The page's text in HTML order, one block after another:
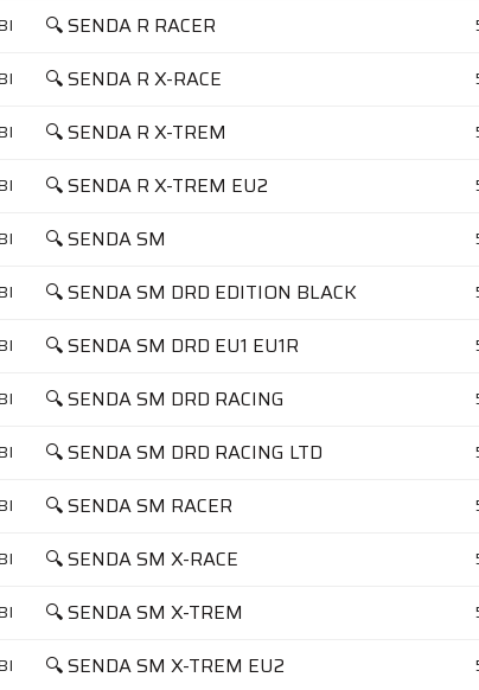
🔍 SENDA R RACER
🔍 SENDA R X-RACE
🔍 SENDA R X-TREM
🔍 SENDA R X-TREM EU2
🔍 SENDA SM
🔍 SENDA SM DRD EDITION BLACK
🔍 SENDA SM DRD EU1 EU1R
🔍 SENDA SM DRD RACING
🔍 SENDA SM DRD RACING LTD
🔍 SENDA SM RACER
🔍 SENDA SM X-RACE
🔍 SENDA SM X-TREM
🔍 SENDA SM X-TREM EU2